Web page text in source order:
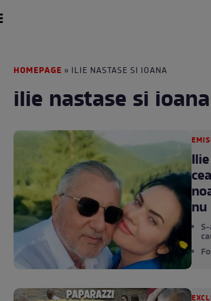
HOMEPAGE » ILIE NASTASE SI IOANA
ilie nastase si ioana